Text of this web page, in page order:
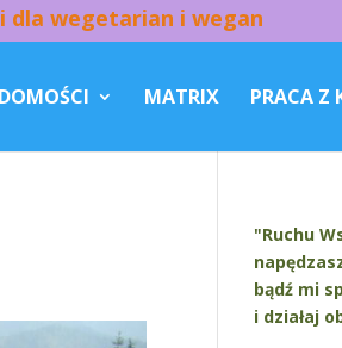
dla wegetarian i wegan
MATRIX PRACA Z
"Ruchu
bądź mi
i działaj